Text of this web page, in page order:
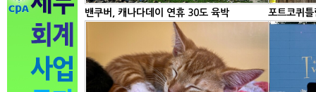
밴쿠버, 캐나다데이 연휴 30도 육박